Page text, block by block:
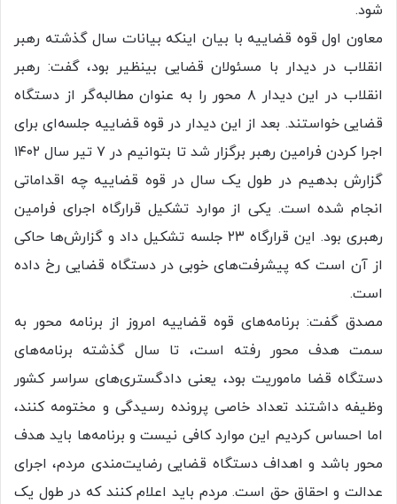
شود.
معاون اول قوه قضاییه با بیان اینکه بیانات سال گذشته رهبر
انقلاب در دیدار با مسئولان قضایی بینظیر بود، گفت: رهبر
انقلاب در این دیدار ۸ محور را به عنوان مطالبه‌گر از دستگاه
قضایی خواستند. بعد از این دیدار در قوه قضاییه جلسه‌ای برای
اجرا کردن فرامین رهبر برگزار شد تا بتوانیم در ۷ تیر سال ۱۴۰۲
گزارش بدهیم در طول یک سال در قوه قضاییه چه اقداماتی
انجام شده است. یکی از موارد تشکیل قرارگاه اجرای فرامین
رهبری بود. این قرارگاه ۲۳ جلسه تشکیل داد و گزارش‌ها حاکی
از آن است که پیشرفت‌های خوبی در دستگاه قضایی رخ داده
است.
مصدق گفت: برنامه‌های قوه قضاییه امروز از برنامه محور به
سمت هدف محور رفته است، تا سال گذشته برنامه‌های
دستگاه قضا ماموریت بود، یعنی دادگستری‌های سراسر کشور
وظیفه داشتند تعداد خاصی پرونده رسیدگی و مختومه کنند،
اما احساس کردیم این موارد کافی نیست و برنامه‌ها باید هدف
محور باشد و اهداف دستگاه قضایی رضایت‌مندی مردم، اجرای
عدالت و احقاق حق است. مردم باید اعلام کنند که در طول یک